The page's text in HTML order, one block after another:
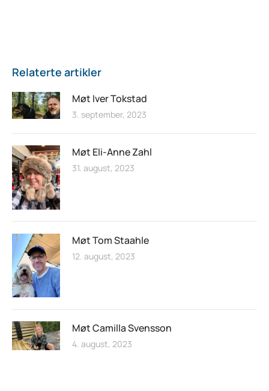
Relaterte artikler
Møt Iver Tokstad
3. september, 2023
Møt Eli-Anne Zahl
31. august, 2023
Møt Tom Staahle
12. august, 2023
Møt Camilla Svensson
4. august, 2023